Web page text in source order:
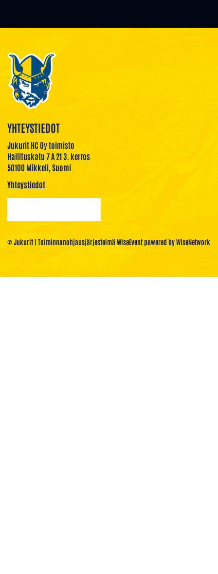
YHTEYSTIEDOT
Jukurit HC Oy toimisto
Hallituskatu 7 A 21 3. kerros
50100 Mikkeli, Suomi
Yhteystiedot
© Jukurit | Toiminnanohjausjärjestelmä WiseEventpowered byWiseNetwork